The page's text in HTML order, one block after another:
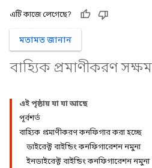
এটি কাজে লেগেছে?
মতামত জানান
বাহ্যিক প্রমাণীকরণ
এই পৃষ্ঠায় যা যা আছে
পূর্বশর্ত
বাহ্যিক প্রমাণীকরণ কনফিগার করা হচ্ছে
ডাইরেক্ট বাইন্ডিং কনফিগারেশন নমুনা
ইনডাইরেক্ট বাইন্ডিং কনফিগারেশন নমুনা